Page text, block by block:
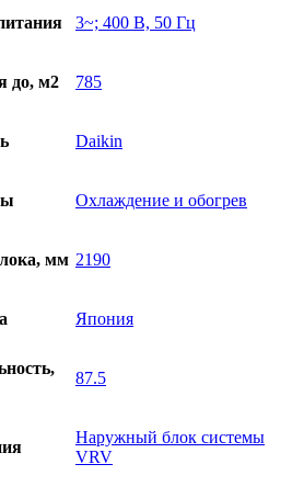
3~; 400 В, 50 Гц
до, м2 785
Daikin
Охлаждение и обогрев
мм 2190
Япония
87.5
Наружный блок системы
VRV